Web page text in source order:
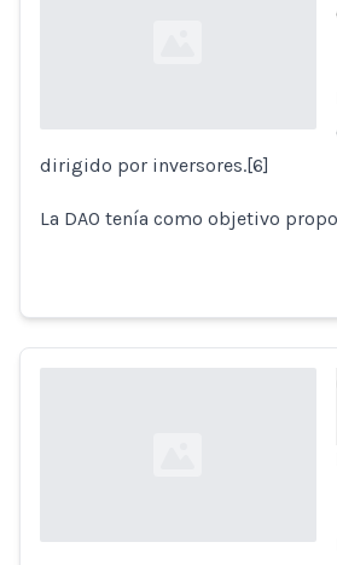
Loading...
dirigido por inversores.[6]
La DAO tenía como objetivo